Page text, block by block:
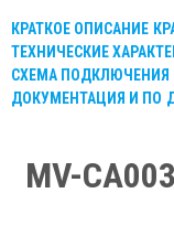
КРАТКОЕ ОПИСАНИЕ
ТЕХНИЧЕСКИЕ
СХЕМА ПОДКЛЮЧЕНИЯ
ДОКУМЕНТАЦИЯ И ПО
MV-